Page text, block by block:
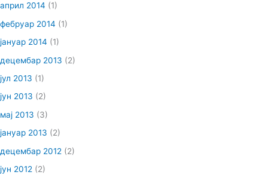
април 2014 (1)
фебруар 2014 (1)
јануар 2014 (1)
децембар 2013 (2)
јул 2013 (1)
јун 2013 (2)
мај 2013 (3)
јануар 2013 (2)
децембар 2012 (2)
јун 2012 (2)